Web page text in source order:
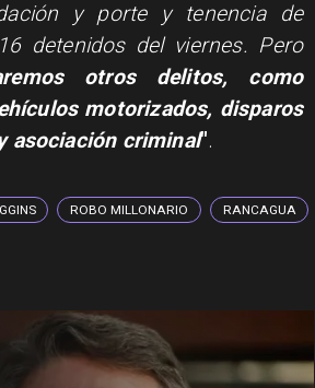
y porte y tenencia de
detenidos del viernes. Pero
otros delitos, como
motorizados, disparos
asociación criminal".
ROBO MILLONARIO RANCAGUA